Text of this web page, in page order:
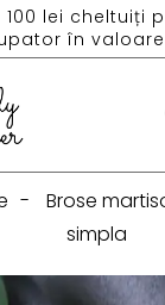
100 lei cheltuiți
în valoare
- Brose
simpla